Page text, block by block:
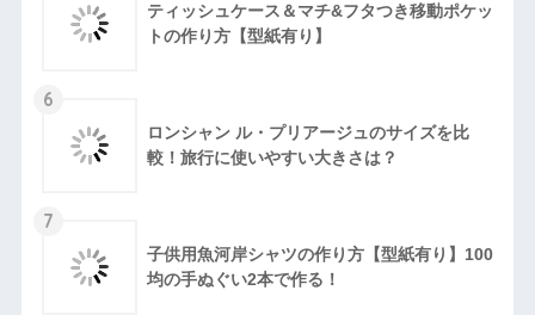
ティッシュケース＆マチ&フタつき移動ポケッ
トの作り方【型紙有り】
6
ロンシャン ル・プリアージュのサイズを比
較！旅行に使いやすい大きさは？
7
子供用魚河岸シャツの作り方【型紙有り】100
均の手ぬぐい2本で作る！